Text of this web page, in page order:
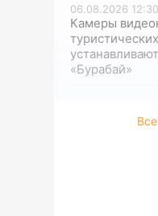
06.08.2026 12:30
Камеры
«Бурабай»